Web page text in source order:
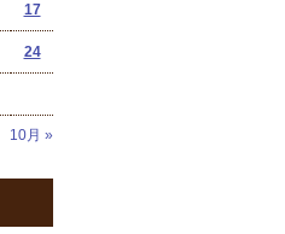
10月 »
17
24